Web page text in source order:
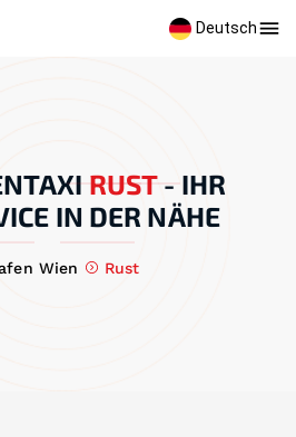
Deutsch
RUST-IHR
IN DER NÄHE
Wien Rust